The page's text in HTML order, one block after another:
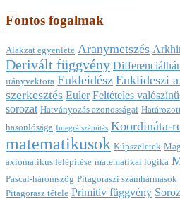
Fontos fogalmak
Alakzat egyenlete Aranymetszés
Derivált függvény
irányvektora Eukleidész Euklideszi
szerkesztés Euler Feltételes
sorozat Hatványozás azonosságai
hasonlósága Integrálszámítás Koordináta-
matematikusok Kúpszeletek
axiomatikus felépítése matematikai logika
Pascal-háromszög Pitagoraszi számhármasok
Pitagorasz tétele Primitív függvény